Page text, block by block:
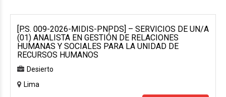
[P.S. 009-2026-MIDIS-PNPDS] – SERVICIOS DE UN/A
(01) ANALISTA EN GESTIÓN DE RELACIONES
HUMANAS Y SOCIALES PARA LA UNIDAD DE
RECURSOS HUMANOS
Desierto
Lima